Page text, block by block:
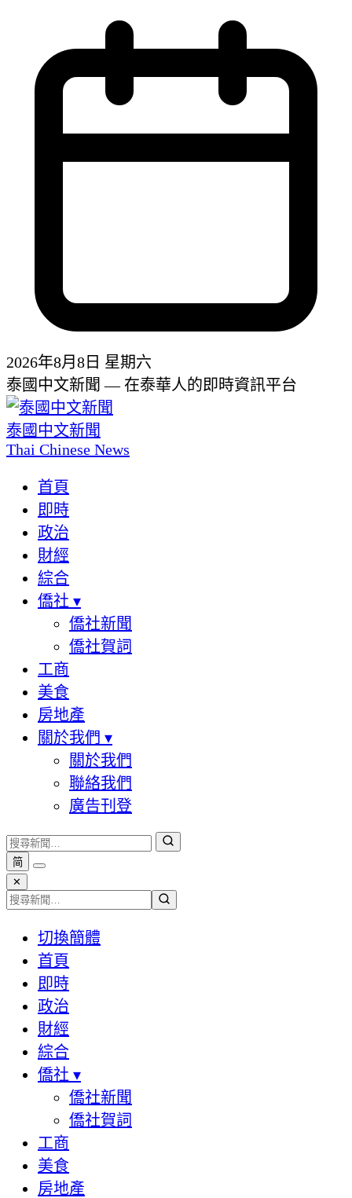
2026年8月8日 星期六
泰國中文新聞 — 在泰華人的即時資訊平台
泰國中文新聞
Thai Chinese News
首頁
即時
政治
財經
綜合
僑社 ▾
僑社新聞
僑社賀詞
工商
美食
房地產
關於我們 ▾
關於我們
聯絡我們
廣告刊登
简
✕
切換簡體
首頁
即時
政治
財經
綜合
僑社 ▾
僑社新聞
僑社賀詞
工商
美食
房地產